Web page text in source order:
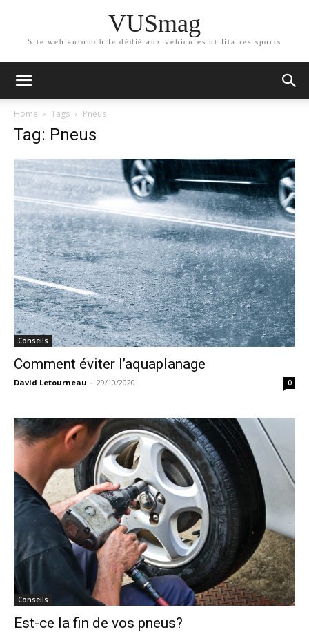
VUSmag
Site web automobile dédié aux véhicules utilitaires sports
Home Tags Pneus
Tag: Pneus
Conseils
Comment éviter l’aquaplanage
David Letourneau - 29/10/2020 0
Conseils
Est-ce la fin de vos pneus?